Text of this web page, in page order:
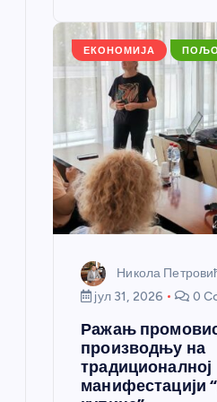
o
k
er
ЕКОНОМИЈА
Никола
јул 31, 2026
0
Ражањ
производњу на
традиционалној
манифестацији